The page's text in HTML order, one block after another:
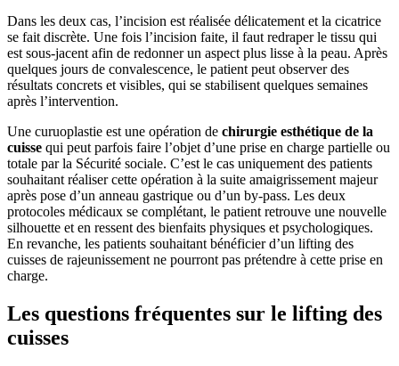
Dans les deux cas, l’incision est réalisée délicatement et la cicatrice
se fait discrète. Une fois l’incision faite, il faut redraper le tissu qui
est sous-jacent afin de redonner un aspect plus lisse à la peau. Après
quelques jours de convalescence, le patient peut observer des
résultats concrets et visibles, qui se stabilisent quelques semaines
après l’intervention.
Une curuoplastie est une opération de chirurgie esthétique de la
cuisse qui peut parfois faire l’objet d’une prise en charge partielle ou
totale par la Sécurité sociale. C’est le cas uniquement des patients
souhaitant réaliser cette opération à la suite amaigrissement majeur
après pose d’un anneau gastrique ou d’un by-pass. Les deux
protocoles médicaux se complétant, le patient retrouve une nouvelle
silhouette et en ressent des bienfaits physiques et psychologiques.
En revanche, les patients souhaitant bénéficier d’un lifting des
cuisses de rajeunissement ne pourront pas prétendre à cette prise en
charge.
Les questions fréquentes sur le lifting des
cuisses